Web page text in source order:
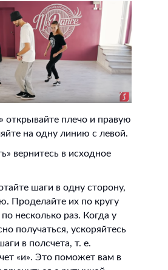
открывайте плечо и правую
на одну линию с левой.
вернитесь в исходное
шаги в одну сторону,
Проделайте их по кругу
несколько раз. Когда у
получаться, ускоряйтесь
в полсчета, т. е.
«и». Это поможет вам в